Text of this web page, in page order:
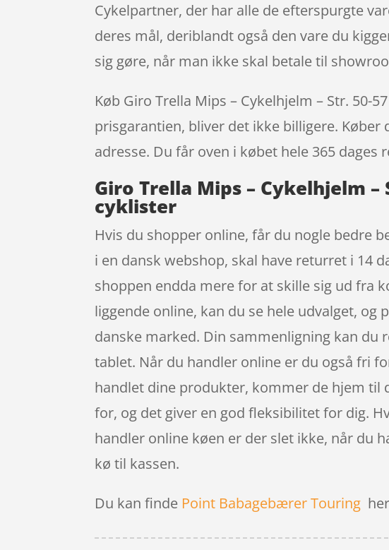
Cykelpartner, der har alle de efterspurgte
deres mål, deriblandt også den vare du
sig gøre, når man ikke skal betale til
Køb Giro Trella Mips – Cykelhjelm – Str. 50-
prisgarantien, bliver det ikke billigere.
adresse. Du får oven i købet hele 365 dages
Giro Trella Mips – Cykelhjelm
cyklister
Hvis du shopper online, får du nogle bedre
i en dansk webshop, skal have returret i 14
shoppen endda mere for at skille sig ud fra
liggende online, kan du se hele udvalget,
danske marked. Din sammenligning kan
tablet. Når du handler online er du også fri
handlet dine produkter, kommer de hjem til
for, og det giver en god fleksibilitet for dig.
handler online køen er der slet ikke, når du
kø til kassen.
Du kan finde Point Babagebærer Touring